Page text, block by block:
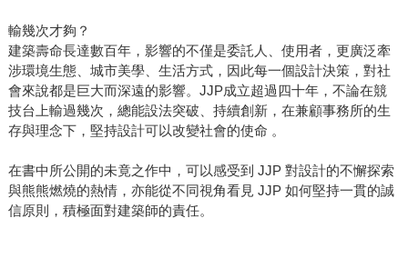
輸幾次才夠？
建築壽命長達數百年，影響的不僅是委託人、使用者，更廣泛牽
涉環境生態、城市美學、生活方式，因此每一個設計決策，對社
會來說都是巨大而深遠的影響。JJP成立超過四十年，不論在競
技台上輸過幾次，總能設法突破、持續創新，在兼顧事務所的生
存與理念下，堅持設計可以改變社會的使命 。
在書中所公開的未竟之作中，可以感受到 JJP 對設計的不懈探索
與熊熊燃燒的熱情，亦能從不同視角看見 JJP 如何堅持一貫的誠
信原則，積極面對建築師的責任。